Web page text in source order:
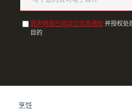
inoltre informazioni sul modo in
dei dati web, pubblicità e social
我声明我已阅读过信息通知 并授权处
目的
烹饪